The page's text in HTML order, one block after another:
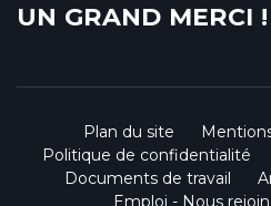
UN GRAND MERCI !
Plan du site
Politique de confidentialité
Documents de travail
Emploi - Nous